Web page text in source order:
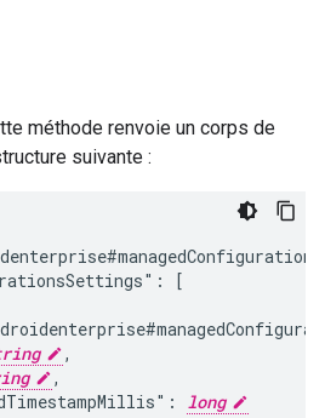
méthode renvoie un corps de
suivante :
[
,
,
long